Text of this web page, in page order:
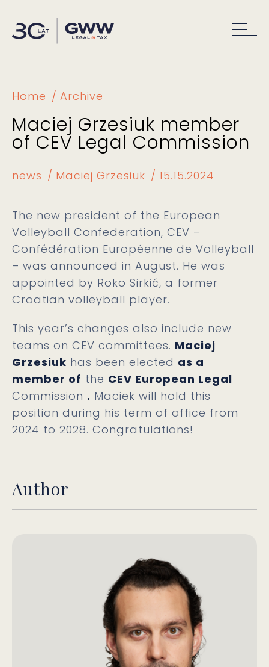
Home Archive
Maciej Grzesiuk member
of CEV Legal Commission
news Maciej Grzesiuk 15.15.2024
The new president of the European
Volleyball Confederation, CEV –
Confédération Européenne de Volleyball
– was announced in August. He was
appointed by Roko Sirkić, a former
Croatian volleyball player.
This year’s changes also include new
teams on CEV committees. Maciej
Grzesiuk has been elected as a
member of the CEV European Legal
Commission . Maciek will hold this
position during his term of office from
2024 to 2028. Congratulations!
Author